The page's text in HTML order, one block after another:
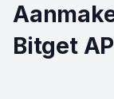
Bitget